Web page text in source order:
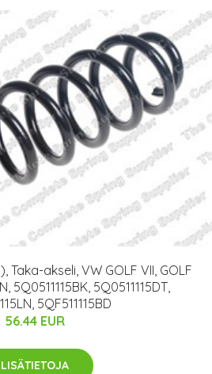
akseli, VW GOLF VII, GOLF
5Q0511115BK, 5Q0511115DT,
5QF511115BD
56.44 EUR
LISÄTIETOJA